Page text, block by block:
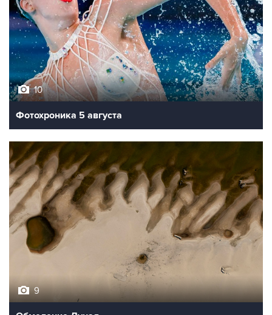
10
Фотохроника 5 августа
Обмеление Дуная